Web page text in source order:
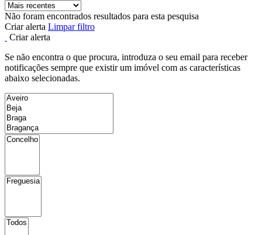
Não foram encontrados resultados para esta pesquisa
Criar alerta Limpar filtro
Criar alerta
Se não encontra o que procura, introduza o seu email para receber
notificações sempre que existir um imóvel com as características
abaixo selecionadas.